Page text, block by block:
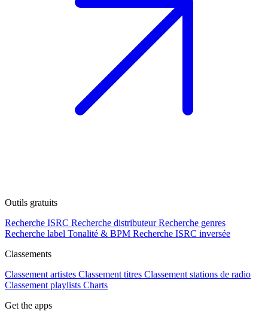
Outils gratuits
Recherche ISRC Recherche distributeur Recherche genres
Recherche label Tonalité & BPM Recherche ISRC inversée
Classements
Classement artistes Classement titres Classement stations de radio
Classement playlists Charts
Get the apps